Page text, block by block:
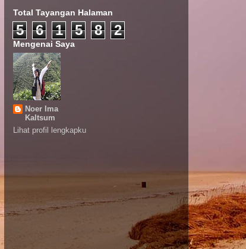
Total Tayangan Halaman
5 6 1 5 8 2
Mengenai Saya
Noer Ima
Kaltsum
Lihat profil lengkapku